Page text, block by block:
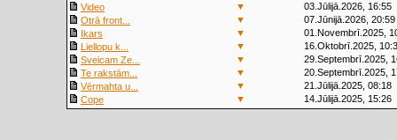
Video
▼
03.Jūlijā.2026, 16:55
Otrā front...
▼
07.Jūnijā.2026, 20:59
Ikars
▼
01.Novembrī.2025,
Liellopu k...
▼
16.Oktobrī.2025,
Sveicam Ze...
▼
29.Septembrī.2025,
Te rakstām...
▼
20.Septembrī.2025,
Vērmahta u...
▼
21.Jūlijā.2025, 08:18
Cope
▼ 14.Jūlijā.2025, 15:26